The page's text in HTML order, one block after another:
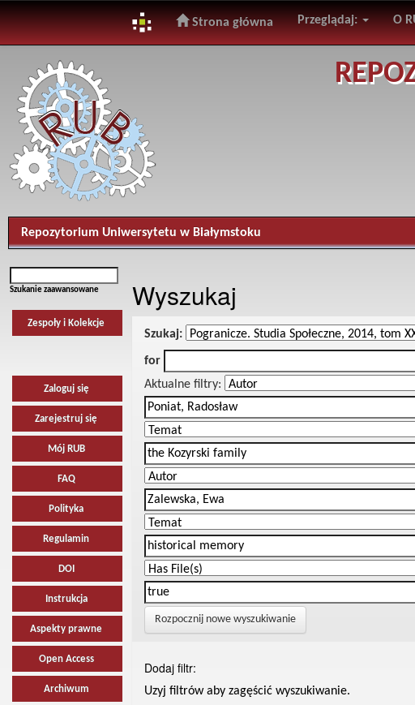
navigation
Strona główna Przeglądaj: O
Repozytorium Uniwersytetu w Białymstoku
Szukanie zaawansowane
Zespoły i Kolekcje
Zaloguj się
Zarejestruj się
Mój RUB
FAQ
Polityka
Regulamin
DOI
Instrukcja
Aspekty prawne
Open Access
Archiwum
Wyszukaj
Szukaj:
for
Aktualne filtry:
Rozpocznij nowe wyszukiwanie
Dodaj filtr:
Uzyj filtrów aby zagęścić wyszukiwanie.